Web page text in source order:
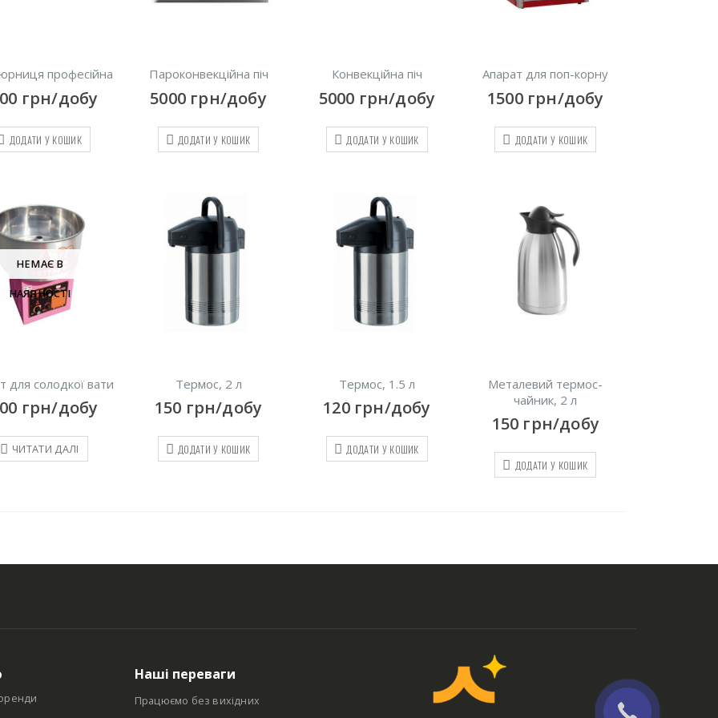
професійна
грн/добу
ДОДАТИ У КОШИК
Пароконвекційна піч
5000 грн/добу
ДОДАТИ У КОШИК
Конвекційна піч
5000 грн/добу
ДОДАТИ У КОШИК
Апарат для поп-корну
1500 грн/добу
ДОДАТИ У КОШИК
НЕМАЄ В
НАЯВНОСТІ
для солодкої вати
грн/добу
ЧИТАТИ ДАЛІ
Термос, 2 л
150 грн/добу
ДОДАТИ У КОШИК
Термос, 1.5 л
120 грн/добу
ДОДАТИ У КОШИК
Металевий термос-
чайник, 2 л
150 грн/добу
ДОДАТИ У КОШИК
Наші переваги
Працюємо без вихідних